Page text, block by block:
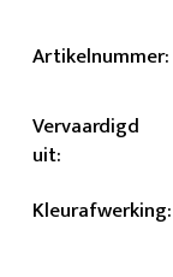
Artikelnummer:
Vervaardigd
uit:
Kleurafwerking: